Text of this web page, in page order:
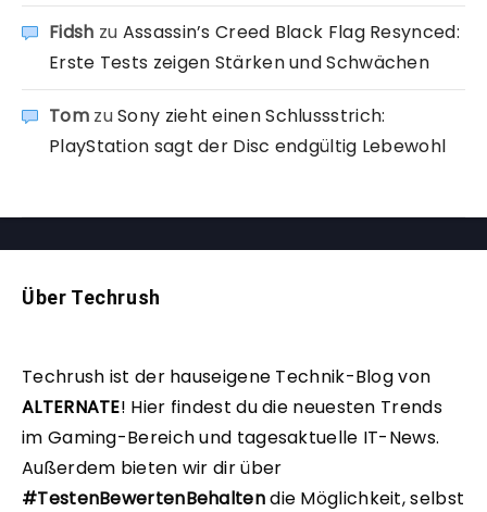
Fidsh zu Assassin’s Creed Black Flag Resynced:
Erste Tests zeigen Stärken und Schwächen
TomzuSony zieht einen Schlussstrich:
PlayStation sagt der Disc endgültig Lebewohl
Über Techrush
Techrush ist der hauseigene Technik-Blog von
ALTERNATE! Hier findest du die neuesten Trends
im Gaming-Bereich und tagesaktuelle IT-News.
Außerdem bieten wir dir über
#TestenBewertenBehaltendie Möglichkeit, selbst